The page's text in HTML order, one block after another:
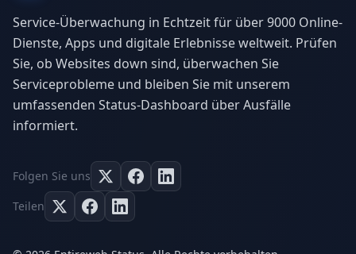
Service-Überwachung in Echtzeit für über 9000 Online-
Dienste, Apps und digitale Erlebnisse weltweit. Prüfen
Sie, ob Websites down sind, überwachen Sie
Serviceprobleme und bleiben Sie mit unserem
umfassenden Status-Dashboard über Ausfälle
informiert.
Folgen Sie uns
Teilen